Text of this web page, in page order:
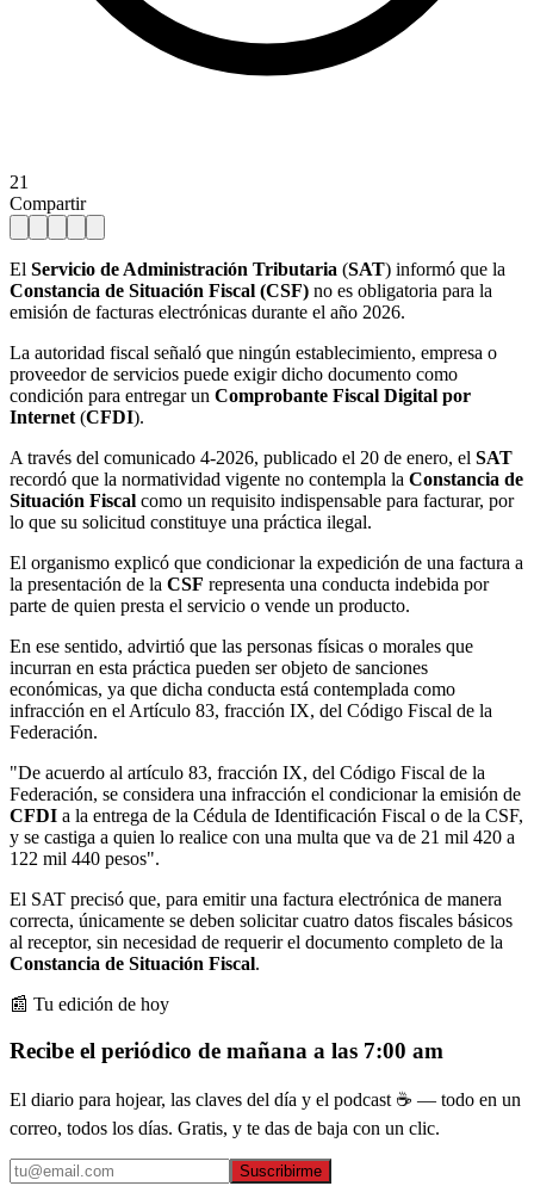
21
Compartir
El Servicio de Administración Tributaria (SAT) informó que la
Constancia de Situación Fiscal (CSF) no es obligatoria para la
emisión de facturas electrónicas durante el año 2026.
La autoridad fiscal señaló que ningún establecimiento, empresa o
proveedor de servicios puede exigir dicho documento como
condición para entregar un Comprobante Fiscal Digital por
Internet (CFDI).
A través del comunicado 4-2026, publicado el 20 de enero, el SAT
recordó que la normatividad vigente no contempla la Constancia de
Situación Fiscal como un requisito indispensable para facturar, por
lo que su solicitud constituye una práctica ilegal.
El organismo explicó que condicionar la expedición de una factura a
la presentación de la CSF representa una conducta indebida por
parte de quien presta el servicio o vende un producto.
En ese sentido, advirtió que las personas físicas o morales que
incurran en esta práctica pueden ser objeto de sanciones
económicas, ya que dicha conducta está contemplada como
infracción en el Artículo 83, fracción IX, del Código Fiscal de la
Federación.
"De acuerdo al artículo 83, fracción IX, del Código Fiscal de la
Federación, se considera una infracción el condicionar la emisión de
CFDI a la entrega de la Cédula de Identificación Fiscal o de la CSF,
y se castiga a quien lo realice con una multa que va de 21 mil 420 a
122 mil 440 pesos".
El SAT precisó que, para emitir una factura electrónica de manera
correcta, únicamente se deben solicitar cuatro datos fiscales básicos
al receptor, sin necesidad de requerir el documento completo de la
Constancia de Situación Fiscal.
📰 Tu edición de hoy
Recibe el periódico de mañana a las 7:00 am
El diario para hojear, las claves del día y el podcast ☕ — todo en un
correo, todos los días. Gratis, y te das de baja con un clic.
Suscribirme